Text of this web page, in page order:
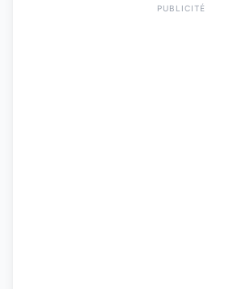
PUBLICITÉ